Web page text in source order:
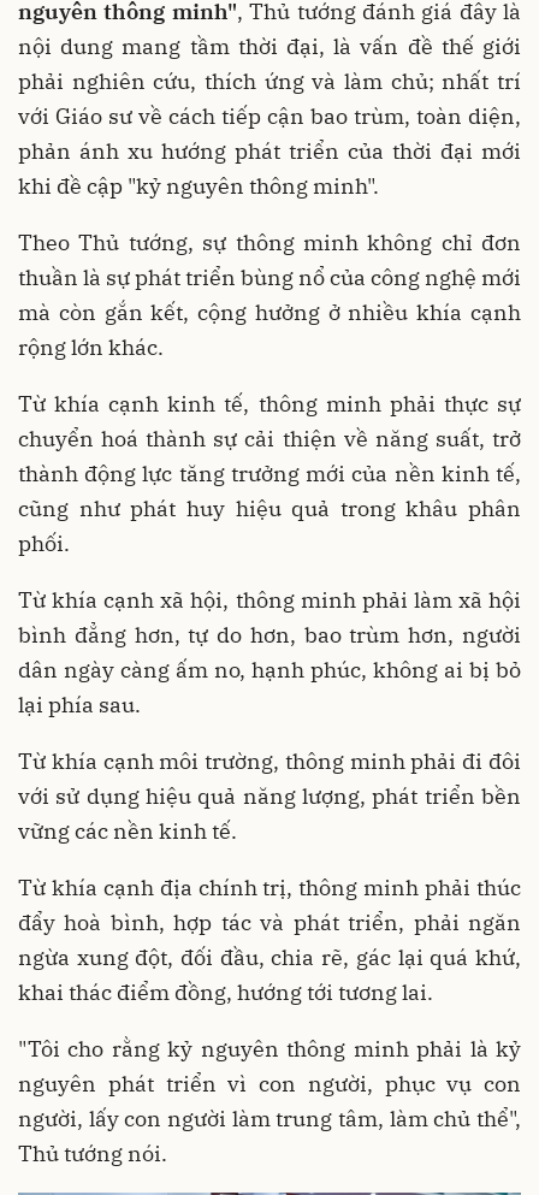
nguyên thông minh", Thủ tướng đánh giá đây là
nội dung mang tầm thời đại, là vấn đề thế giới
phải nghiên cứu, thích ứng và làm chủ; nhất trí
với Giáo sư về cách tiếp cận bao trùm, toàn diện,
phản ánh xu hướng phát triển của thời đại mới
khi đề cập "kỷ nguyên thông minh".
Theo Thủ tướng, sự thông minh không chỉ đơn
thuần là sự phát triển bùng nổ của công nghệ mới
mà còn gắn kết, cộng hưởng ở nhiều khía cạnh
rộng lớn khác.
Từ khía cạnh kinh tế, thông minh phải thực sự
chuyển hoá thành sự cải thiện về năng suất, trở
thành động lực tăng trưởng mới của nền kinh tế,
cũng như phát huy hiệu quả trong khâu phân
phối.
Từ khía cạnh xã hội, thông minh phải làm xã hội
bình đẳng hơn, tự do hơn, bao trùm hơn, người
dân ngày càng ấm no, hạnh phúc, không ai bị bỏ
lại phía sau.
Từ khía cạnh môi trường, thông minh phải đi đôi
với sử dụng hiệu quả năng lượng, phát triển bền
vững các nền kinh tế.
Từ khía cạnh địa chính trị, thông minh phải thúc
đẩy hoà bình, hợp tác và phát triển, phải ngăn
ngừa xung đột, đối đầu, chia rẽ, gác lại quá khứ,
khai thác điểm đồng, hướng tới tương lai.
"Tôi cho rằng kỷ nguyên thông minh phải là kỷ
nguyên phát triển vì con người, phục vụ con
người, lấy con người làm trung tâm, làm chủ thể",
Thủ tướng nói.